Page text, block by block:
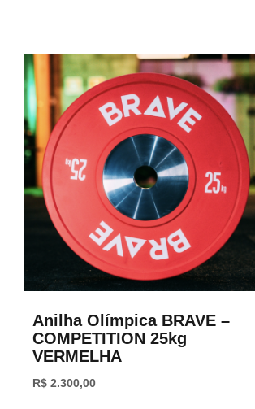
Anilha Olímpica BRAVE –
COMPETITION 25kg
VERMELHA
R$ 2.300,00